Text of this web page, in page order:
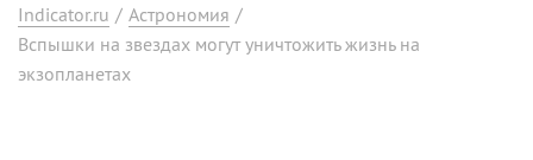
Indicator.ru / Астрономия /
Вспышки на звездах могут уничтожить жизнь на
экзопланетах